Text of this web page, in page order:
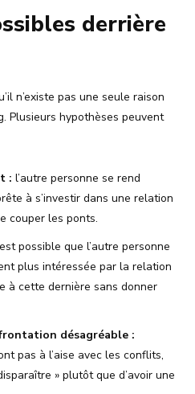
derrière
n’existe pas une seule raison
Plusieurs hypothèses peuvent
: l’autre personne se rend
à s’investir dans une relation
couper les ponts.
possible que l’autre personne
plus intéressée par la relation
à cette dernière sans donner
désagréable :
pas à l’aise avec les conflits,
» plutôt que d’avoir une